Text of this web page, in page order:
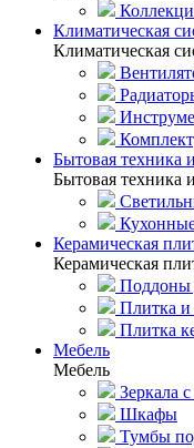
Климатическая
Климатическая
Бытовая техника
Бытовая техника
Керамическая
Керамическая
Поддоны
Плитка и
Плитка
Мебель
Мебель
Зеркала
Шкафы
Тумбы